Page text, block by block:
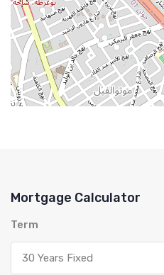
Mortgage Calculator
Term
30 Years Fixed